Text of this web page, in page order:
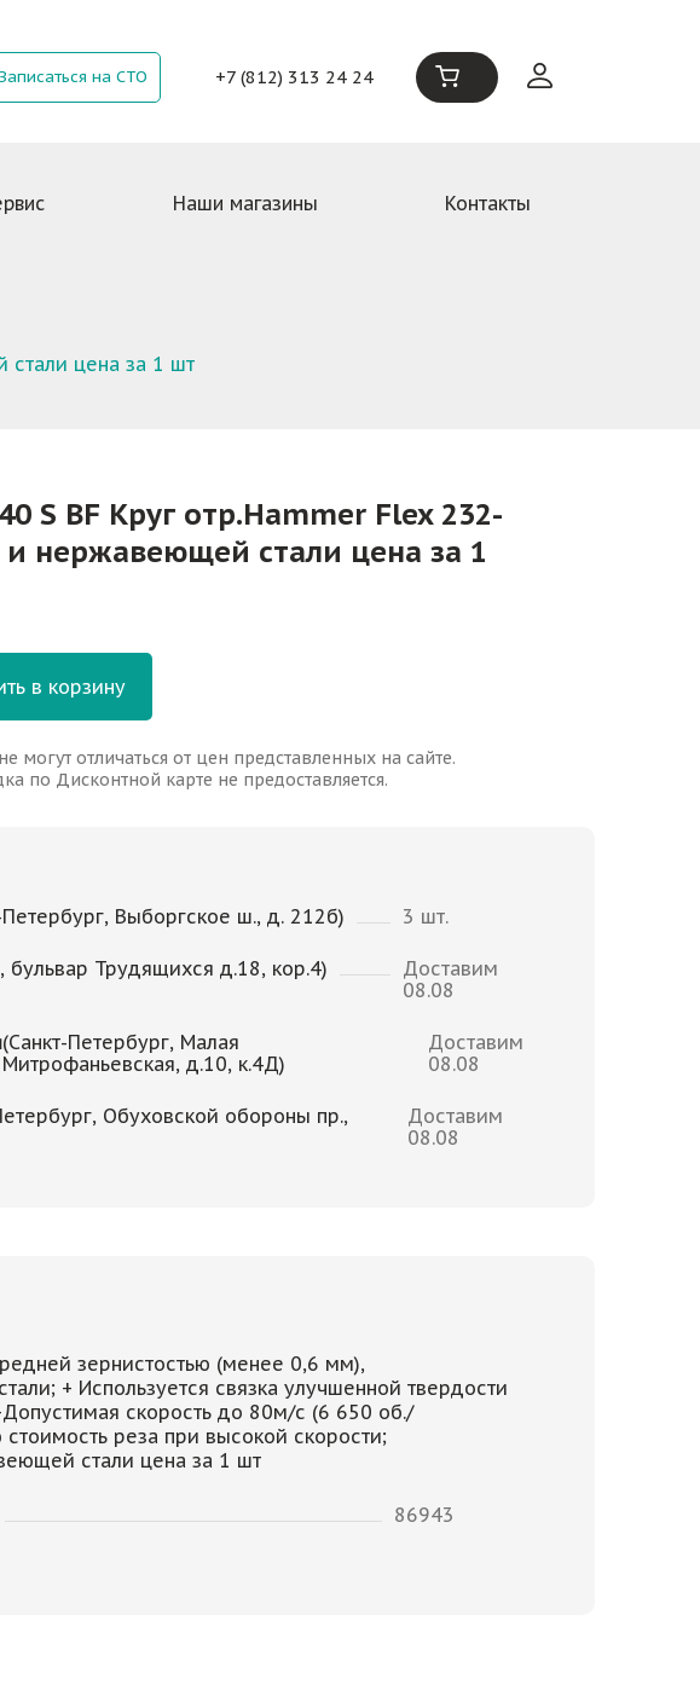
Записаться на СТО +7 (812) 313 24 24
Наши магазины Контакты
стали цена за 1 шт
S BF Круг отр.Hammer Flex 232-
и нержавеющей стали цена за 1
в корзину
могут отличаться от цен представленных на сайте.
по Дисконтной карте не предоставляется.
Петербург, Выборгское ш., д. 212б) 3 шт.
бульвар Трудящихся д.18, кор.4)
Доставим
08.08
(Санкт-Петербург, Малая
Митрофаньевская, д.10, к.4Д)
Доставим
08.08
Обуховской обороны пр.,
Доставим
08.08
зернистостью (менее 0,6 мм),
+ Используется связка улучшенной твердости
скорость до 80м/с (6 650 об./
реза при высокой скорости;
стали цена за 1 шт
86943